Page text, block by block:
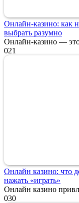
Онлайн-казино: как
выбрать разумно
Онлайн-казино —
021
Онлайн казино: что
нажать «играть»
Онлайн казино
030